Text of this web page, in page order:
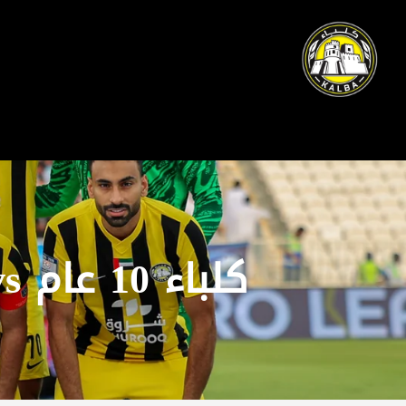
كلباء 10 عام vs خورفكان